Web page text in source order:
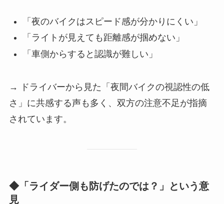
「夜のバイクはスピード感が分かりにくい」
「ライトが見えても距離感が掴めない」
「車側からすると認識が難しい」
→ ドライバーから見た「夜間バイクの視認性の低
さ」に共感する声も多く、双方の注意不足が指摘
されています。
◆「ライダー側も防げたのでは？」という意
見